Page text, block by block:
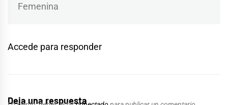
Femenina
Accede para responder
Deja una respuesta